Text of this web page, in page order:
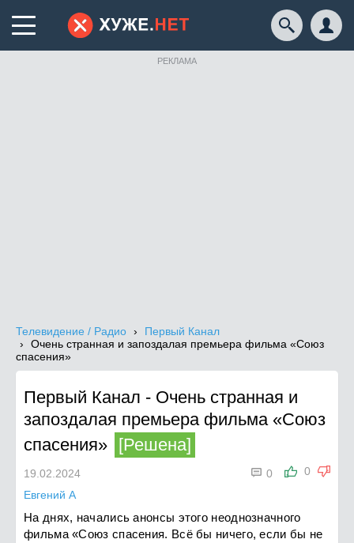
РЕКЛАМА
Телевидение / Радио
Первый Канал
Очень странная и запоздалая премьера фильма «Союз
спасения»
Первый Канал - Очень странная и
запоздалая премьера фильма «Союз
спасения» [Решена]
0
 0
19.02.2024
Евгений А
На днях, начались анонсы этого неоднозначного
фильма «Союз спасения. Всё бы ничего, если бы не